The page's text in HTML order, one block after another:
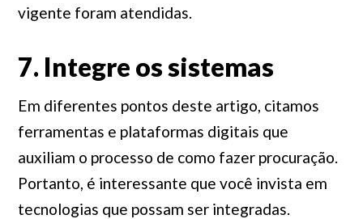
vigente foram atendidas.
7. Integre os sistemas
Em diferentes pontos deste artigo, citamos
ferramentas e plataformas digitais que
auxiliam o processo de como fazer procuração.
Portanto, é interessante que você invista em
tecnologias que possam ser integradas.